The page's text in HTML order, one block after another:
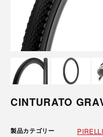
CINTURATO
製品カテゴリー PIRELLI